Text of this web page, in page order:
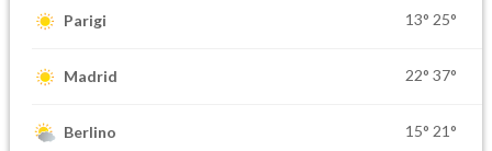
Parigi 13° 25°
Madrid 22° 37°
Berlino 15° 21°